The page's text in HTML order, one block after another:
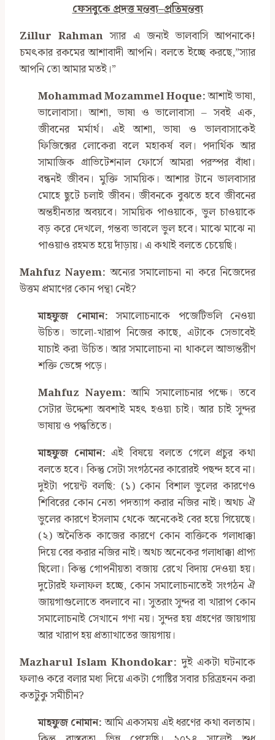
ফেসবুকে প্রদত্ত মন্তব্য–প্রতিমন্তব্য
Zillur Rahman স্যার এ জন্যই ভালবাসি আপনাকে!
চমৎকার রকমের আশাবাদী আপনি। বলতে ইচ্ছে করছে,”স্যার
আপনি তো আমার মতই।”
Mohammad Mozammel Hoque:আশাই ভাষা,
ভালোবাসা। আশা, ভাষা ও ভালোবাসা – সবই এক,
জীবনের মর্মার্থ। এই আশা, ভাষা ও ভালবাসাকেই
ফিজিক্সের লোকেরা বলে মহাকর্ষ বল। পদার্থিক আর
সামাজিক গ্রাভিটেশনাল ফোর্সে আমরা পরস্পর বাঁধা।
বন্ধনই জীবন। মুক্তি সাময়িক। আশার টানে ভালবাসার
মোহে ছুটে চলাই জীবন। জীবনকে বুঝতে হবে জীবনের
অন্তহীনতার অবয়বে। সাময়িক পাওয়াকে, ভুল চাওয়াকে
বড় করে দেখলে, গন্তব্য ভাবলে ভুল হবে। মাঝে মাঝে না
পাওয়াও রহমত হয়ে দাঁড়ায়। এ কথাই বলতে চেয়েছি।
Mahfuz Nayem: অন্যের সমালোচনা না করে নিজেদের
উত্তম প্রমাণের কোন পন্থা নেই?
মাহফুজ নোমান: সমালোচনাকে পজেটিভলি নেওয়া
উচিত। ভালো-খারাপ নিজের কাছে, এটাকে সেভাবেই
যাচাই করা উচিত। আর সমালোচনা না থাকলে আভ্যন্তরীণ
শক্তি ভেঙ্গে পড়ে।
Mahfuz Nayem: আমি সমালোচনার পক্ষে। তবে
সেটার উদ্দেশ্য অবশ্যই মহৎ হওয়া চাই। আর চাই সুন্দর
ভাষায় ও পদ্ধতিতে।
মাহফুজ নোমান: এই বিষয়ে বলতে গেলে প্রচুর কথা
বলতে হবে। কিন্তু সেটা সংগঠনের কারোরই পছন্দ হবে না।
দুইটা পয়েন্ট বলছি: (১) কোন বিশাল ভুলের কারণেও
শিবিরের কোন নেতা পদত্যাগ করার নজির নাই। অথচ ঐ
ভুলের কারণে ইসলাম থেকে অনেকেই বের হয়ে গিয়েছে।
(২) অনৈতিক কাজের কারণে কোন ব্যক্তিকে গলাধাক্কা
দিয়ে বের করার নজির নাই। অথচ অনেকের গলাধাক্কা প্রাপ্য
ছিলো। কিন্তু গোপনীয়তা বজায় রেখে বিদায় দেওয়া হয়।
দুটোরই ফলাফল হচ্ছে, কোন সমালোচনাতেই সংগঠন ঐ
জায়গাগুলোতে বদলাবে না। সুতরাং সুন্দর বা খারাপ কোন
সমালোচনাই সেখানে গণ্য নয়। সুন্দর হয় গ্রহণের জায়গায়
আর খারাপ হয় প্রত্যাখাতের জায়গায়।
Mazharul Islam Khondokar: দুই একটা ঘটনাকে
ফলাও করে বলার মধ্য দিয়ে একটা গোষ্টির সবার চরিত্রহনন করা
কতটুকু সমীচীন?
মাহফুজ নোমান:আমি একসময় এই ধরণের কথা বলতাম।